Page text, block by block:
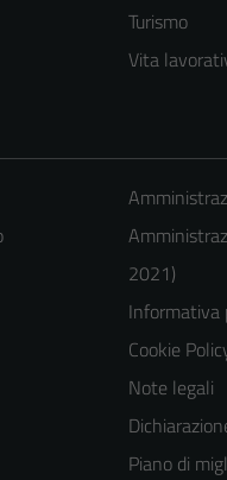
Turismo
Vita
2021)
Informativa
Cookie
Note legali
Piano di